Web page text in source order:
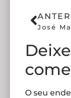
O seu